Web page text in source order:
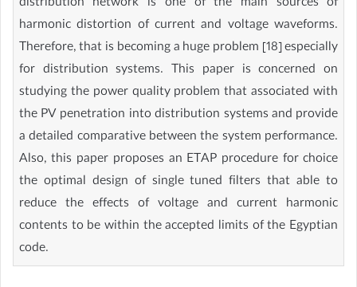
harmonic distortion of current and voltage waveforms.
Therefore, that is becoming a huge problem [18] especially
for distribution systems. This paper is concerned on
studying the power quality problem that associated with
the PV penetration into distribution systems and provide
a detailed comparative between the system performance.
Also, this paper proposes an ETAP procedure for choice
the optimal design of single tuned filters that able to
reduce the effects of voltage and current harmonic
contents to be within the accepted limits of the Egyptian
code.